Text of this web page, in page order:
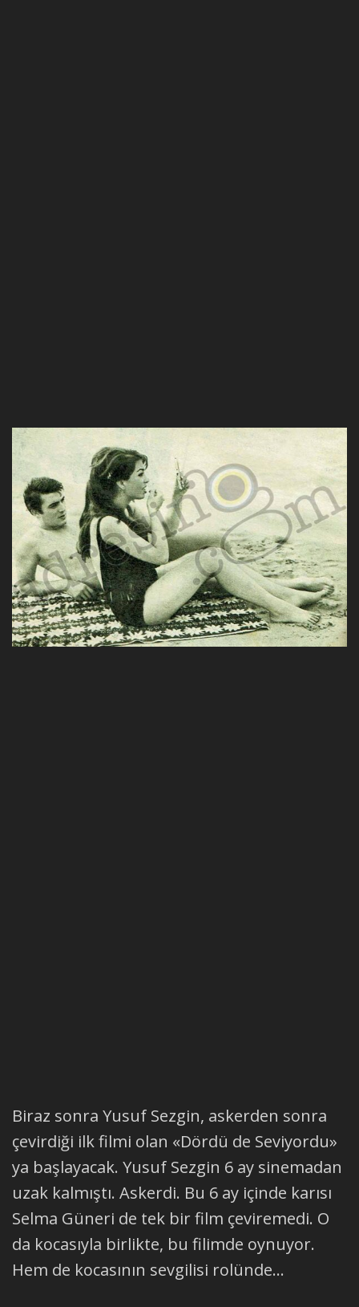
Biraz sonra Yusuf Sezgin, askerden sonra
çevirdiği ilk filmi olan «Dördü de Seviyordu»
ya başlayacak. Yusuf Sezgin 6 ay sinemadan
uzak kalmıştı. Askerdi. Bu 6 ay içinde karısı
Selma Güneri de tek bir film çeviremedi. O
da kocasıyla birlikte, bu filimde oynuyor.
Hem de kocasının sevgilisi rolünde...